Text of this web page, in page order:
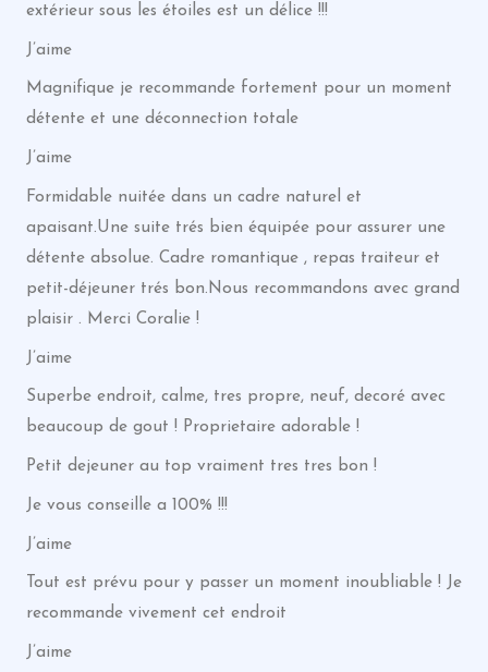
extérieur sous les étoiles est un délice !!!
J’aime
Magnifique je recommande fortement pour un moment
détente et une déconnection totale
J’aime
Formidable nuitée dans un cadre naturel et
apaisant.Une suite trés bien équipée pour assurer une
détente absolue. Cadre romantique , repas traiteur et
petit-déjeuner trés bon.Nous recommandons avec grand
plaisir . Merci Coralie !
J’aime
Superbe endroit, calme, tres propre, neuf, decoré avec
beaucoup de gout ! Proprietaire adorable !
Petit dejeuner au top vraiment tres tres bon !
Je vous conseille a 100% !!!
J’aime
Tout est prévu pour y passer un moment inoubliable ! Je
recommande vivement cet endroit
J’aime